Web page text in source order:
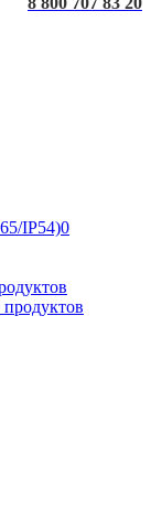
IP54)0
продуктов